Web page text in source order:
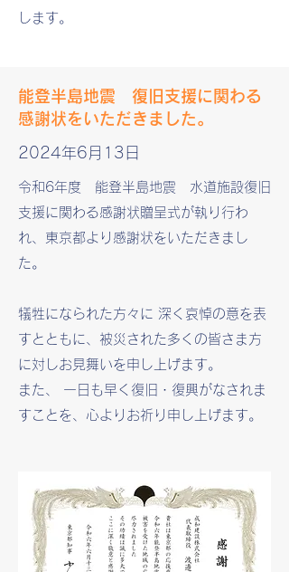
します。
能登半島地震 復旧支援に関わる
感謝状をいただきました。
2024年6月13日
令和6年度 能登半島地震 水道施設復旧
支援に関わる感謝状贈呈式が執り行わ
れ、東京都より感謝状をいただきまし
た。
犠牲になられた方々に 深く哀悼の意を表
すとともに、被災された多くの皆さま方
に対しお見舞いを申し上げま す。
また、 一日も早く復旧・復興がなされま
すことを、心よりお祈り申し上げます。